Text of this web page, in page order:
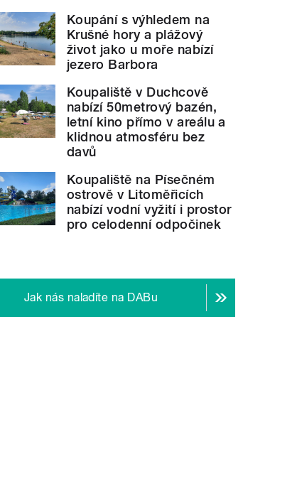
Koupání s výhledem na
Krušné hory a plážový
život jako u moře nabízí
jezero Barbora
Koupaliště v Duchcově
nabízí 50metrový bazén,
letní kino přímo v areálu a
klidnou atmosféru bez
davů
Koupaliště na Písečném
ostrově v Litoměřicích
nabízí vodní vyžití i prostor
pro celodenní odpočinek
Jak nás naladíte na DABu